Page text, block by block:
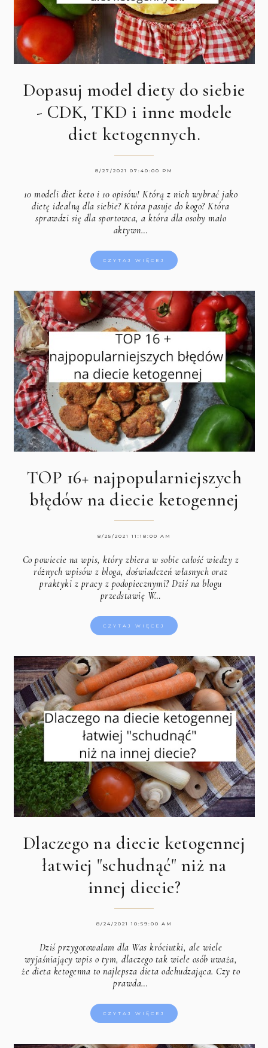
Dopasuj model diety do siebie
- CDK, TKD i inne modele
diet ketogennych.
8/27/2021 07:40:00 PM
10 modeli diet keto i 10 opisów! Którą z nich wybrać jako
dietę idealną dla siebie? Która pasuje do kogo? Która
sprawdzi się dla sportowca, a która dla osoby mało
aktywn…
CZYTAJ WIĘCEJ
TOP 16+ najpopularniejszych
błędów na diecie ketogennej
8/25/2021 11:18:00 AM
Co powiecie na wpis, który zbiera w sobie całość wiedzy z
różnych wpisów z bloga, doświadczeń własnych oraz
praktyki z pracy z podopiecznymi? Dziś na blogu
przedstawię W…
CZYTAJ WIĘCEJ
Dlaczego na diecie ketogennej
łatwiej "schudnąć" niż na
innej diecie?
8/24/2021 10:59:00 AM
Dziś przygotowałam dla Was króciutki, ale wiele
wyjaśniający wpis o tym, dlaczego tak wiele osób uważa,
że dieta ketogenna to najlepsza dieta odchudzająca. Czy to
prawda…
CZYTAJ WIĘCEJ